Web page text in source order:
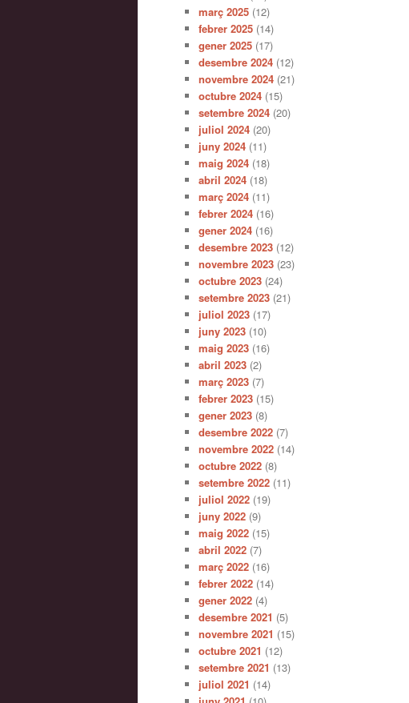
març 2025 (12)
febrer 2025 (14)
gener 2025 (17)
desembre 2024 (12)
novembre 2024 (21)
octubre 2024 (15)
setembre 2024 (20)
juliol 2024 (20)
juny 2024 (11)
maig 2024 (18)
abril 2024 (18)
març 2024 (11)
febrer 2024 (16)
gener 2024 (16)
desembre 2023 (12)
novembre 2023 (23)
octubre 2023 (24)
setembre 2023 (21)
juliol 2023 (17)
juny 2023 (10)
maig 2023 (16)
abril 2023 (2)
març 2023 (7)
febrer 2023 (15)
gener 2023 (8)
desembre 2022 (7)
novembre 2022 (14)
octubre 2022 (8)
setembre 2022 (11)
juliol 2022 (19)
juny 2022 (9)
maig 2022 (15)
abril 2022 (7)
març 2022 (16)
febrer 2022 (14)
gener 2022 (4)
desembre 2021 (5)
novembre 2021 (15)
octubre 2021 (12)
setembre 2021 (13)
juliol 2021 (14)